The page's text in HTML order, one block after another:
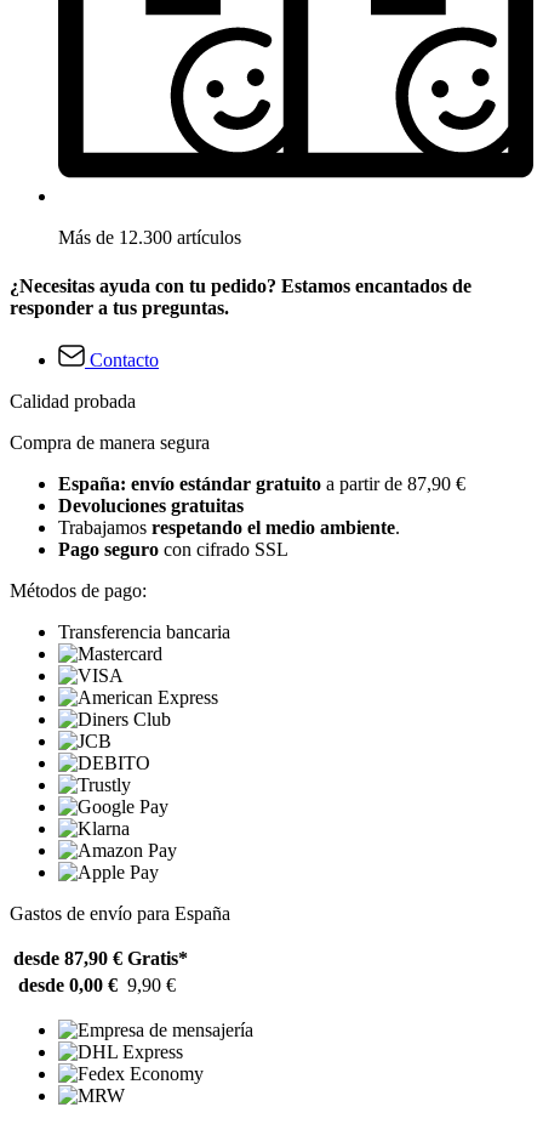
Más de 12.300 artículos
¿Necesitas ayuda con tu pedido? Estamos encantados de
responder a tus preguntas.
Contacto
Calidad probada
Compra de manera segura
España: envío estándar gratuito a partir de 87,90 €
Devoluciones gratuitas
Trabajamos respetando el medio ambiente.
Pago seguro con cifrado SSL
Métodos de pago:
Transferencia bancaria
Gastos de envío para España
desde 87,90 € Gratis*
desde 0,00 € 9,90 €